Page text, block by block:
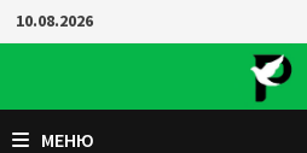
Перейти
к
10.08.2026
МЕНЮ